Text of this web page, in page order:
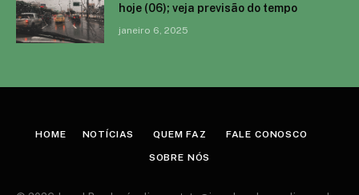
hoje (06); veja previsão do tempo
janeiro 6, 2025
HOME NOTÍCIAS QUEM FAZ FALE CONOSCO
SOBRE NÓS